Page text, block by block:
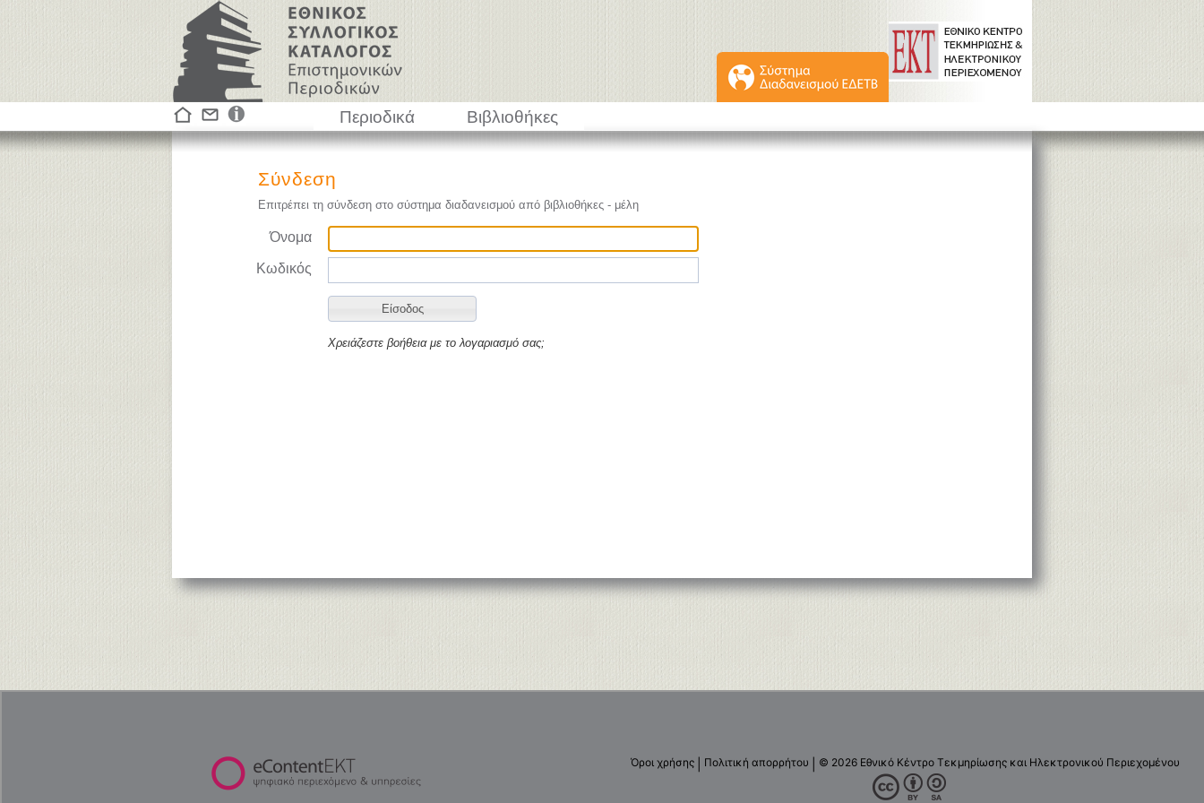
Περιοδικά Βιβλιοθήκες
Σύνδεση
Επιτρέπει τη σύνδεση στο σύστημα διαδανεισμού από βιβλιοθήκες - μέλη
Όνομα
Κωδικός
Χρειάζεστε βοήθεια με το λογαριασμό σας;